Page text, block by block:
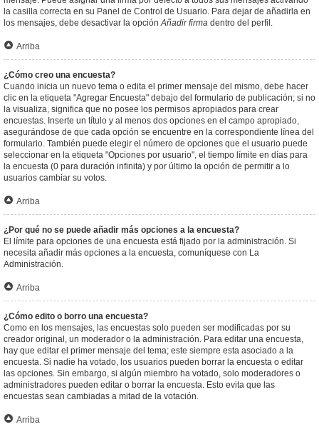
la casilla correcta en su Panel de Control de Usuario. Para dejar de añadirla en
los mensajes, debe desactivar la opciónAñadir firma dentro del perfil.
Arriba
¿Cómo creo una encuesta?
Cuando inicia un nuevo tema o edita el primer mensaje del mismo, debe hacer
clic en la etiqueta "Agregar Encuesta" debajo del formulario de publicación; si no
la visualiza, significa que no posee los permisos apropiados para crear
encuestas. Inserte un título y al menos dos opciones en el campo apropiado,
asegurándose de que cada opción se encuentre en la correspondiente línea del
formulario. También puede elegir el número de opciones que el usuario puede
seleccionar en la etiqueta "Opciones por usuario", el tiempo límite en días para
la encuesta (0 para duración infinita) y por último la opción de permitir a lo
usuarios cambiar su votos.
Arriba
¿Por qué no se puede añadir más opciones a la encuesta?
El límite para opciones de una encuesta está fijado por la administración. Si
necesita añadir más opciones a la encuesta, comuníquese con La
Administración.
Arriba
¿Cómo edito o borro una encuesta?
Como en los mensajes, las encuestas solo pueden ser modificadas por su
creador original, un moderador o la administración. Para editar una encuesta,
hay que editar el primer mensaje del tema; este siempre esta asociado a la
encuesta. Si nadie ha votado, los usuarios pueden borrar la encuesta o editar
las opciones. Sin embargo, si algún miembro ha votado, solo moderadores o
administradores pueden editar o borrar la encuesta. Esto evita que las
encuestas sean cambiadas a mitad de la votación.
Arriba